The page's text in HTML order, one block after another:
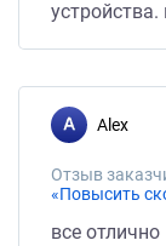
Alex
Отзыв
все отлично